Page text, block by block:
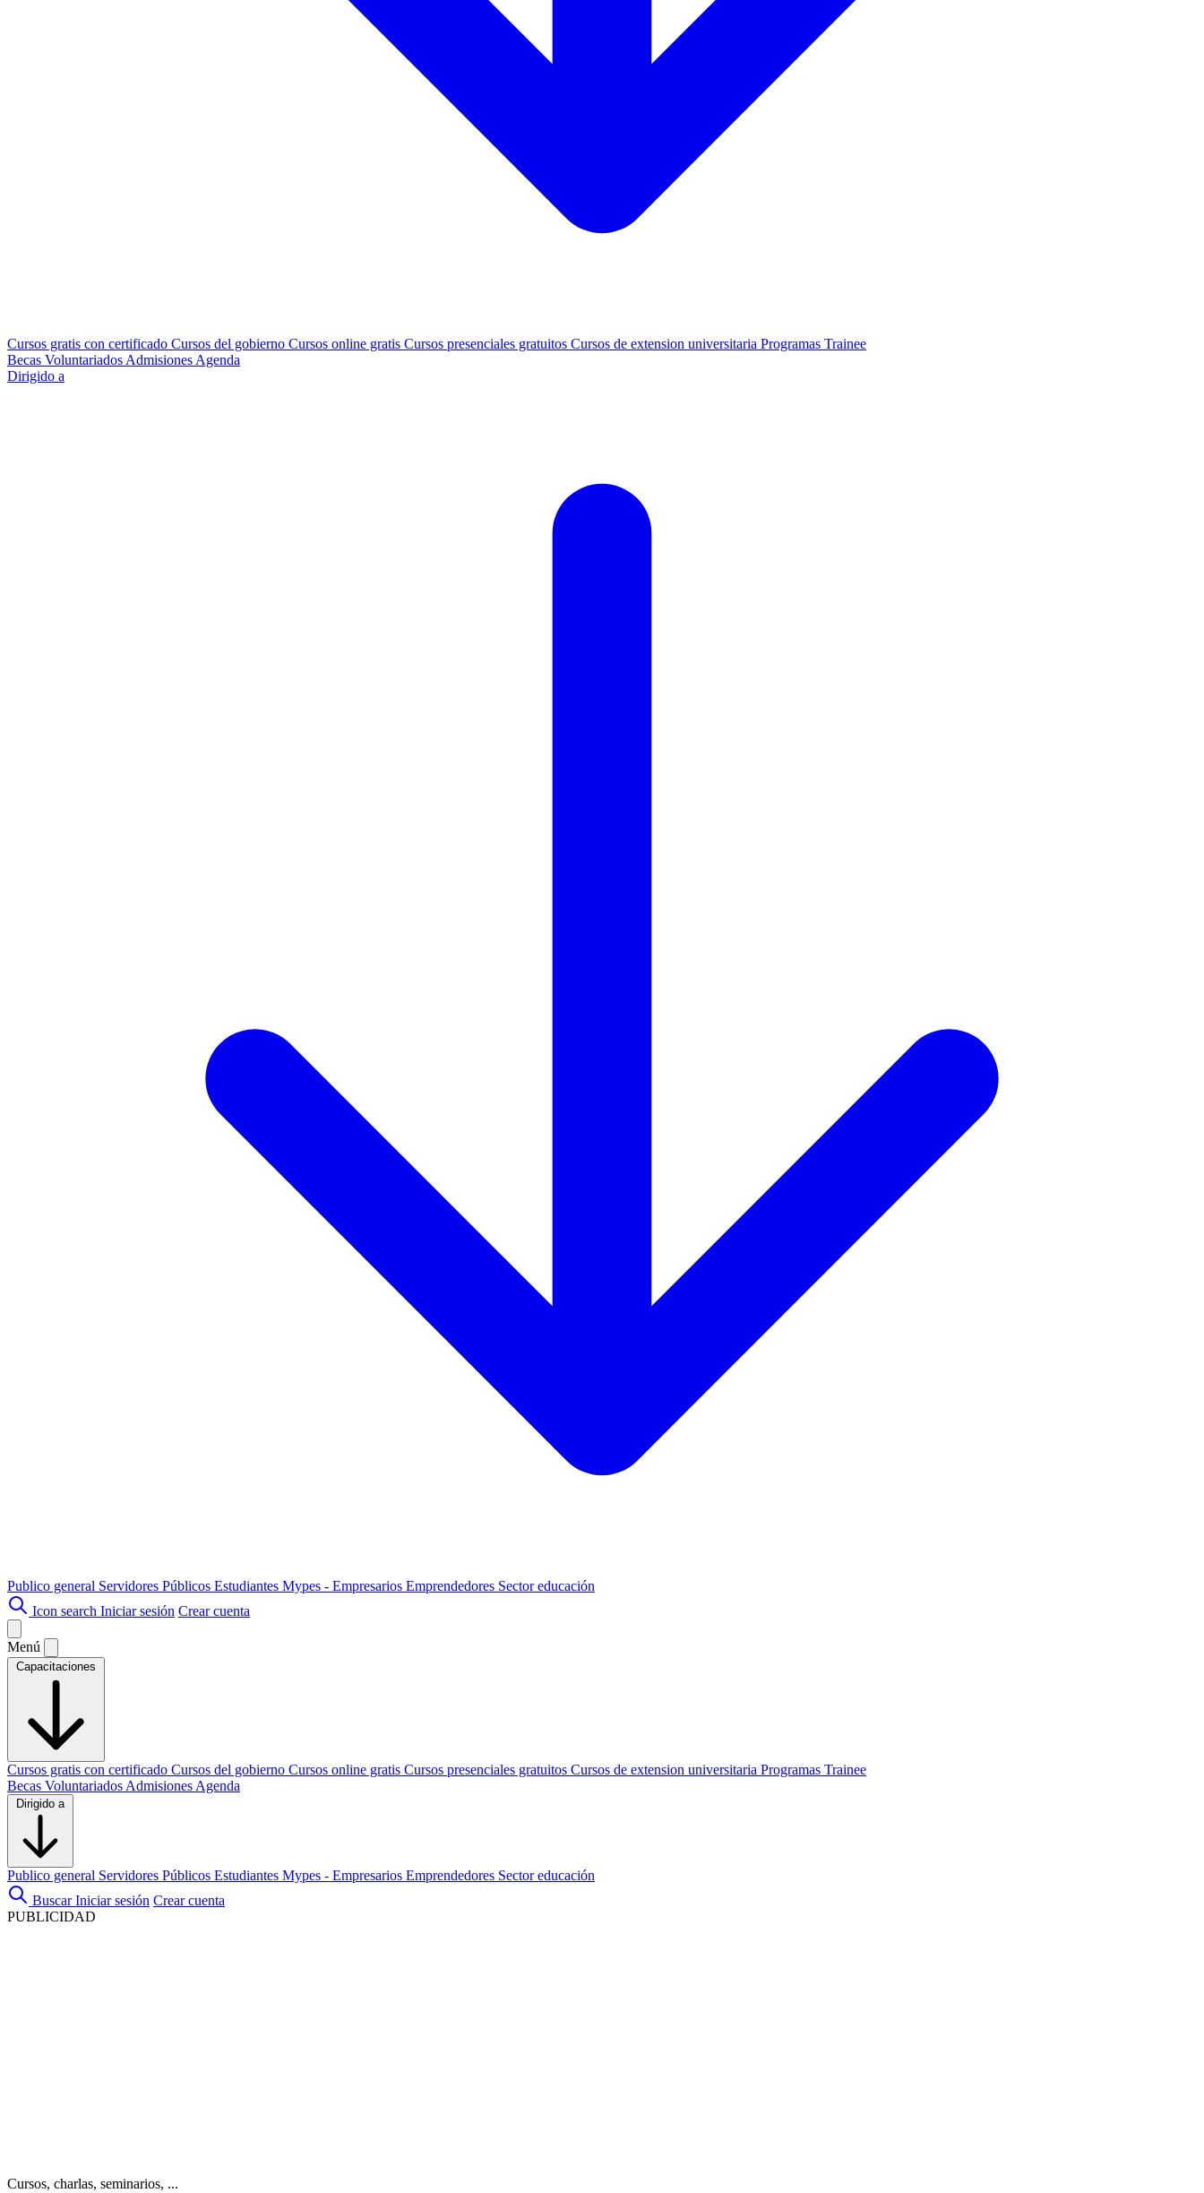
Cursos gratis con certificado Cursos del gobierno Cursos online gratis Cursos presenciales gratuitos Cursos de extension universitaria Programas Trainee
Becas Voluntariados Admisiones Agenda
Dirigido a
Publico general Servidores Públicos Estudiantes Mypes - Empresarios Emprendedores Sector educación
Icon search Iniciar sesión Crear cuenta
Menú
Capacitaciones
Cursos gratis con certificado Cursos del gobierno Cursos online gratis Cursos presenciales gratuitos Cursos de extension universitaria Programas Trainee
Becas Voluntariados Admisiones Agenda
Dirigido a
Publico general Servidores Públicos Estudiantes Mypes - Empresarios Emprendedores Sector educación
Buscar Iniciar sesión Crear cuenta
PUBLICIDAD
Cursos, charlas, seminarios, ...